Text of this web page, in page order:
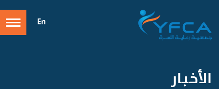
En
الأخـبـار